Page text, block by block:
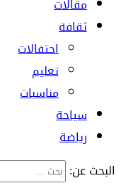
مقالات
ثقافة
احتفالات
تعليم
مناسبات
سياحة
رياضة
البحث عن: